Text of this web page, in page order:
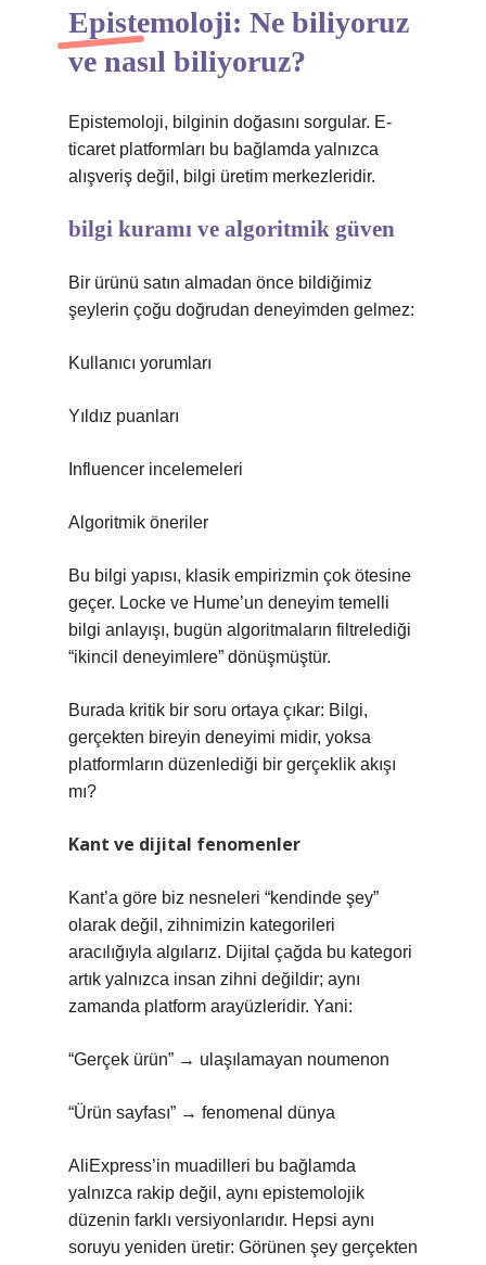
Epistemoloji: Ne biliyoruz
ve nasıl biliyoruz?
Epistemoloji, bilginin doğasını sorgular. E-
ticaret platformları bu bağlamda yalnızca
alışveriş değil, bilgi üretim merkezleridir.
bilgi kuramı ve algoritmik güven
Bir ürünü satın almadan önce bildiğimiz
şeylerin çoğu doğrudan deneyimden gelmez:
Kullanıcı yorumları
Yıldız puanları
Influencer incelemeleri
Algoritmik öneriler
Bu bilgi yapısı, klasik empirizmin çok ötesine
geçer. Locke ve Hume’un deneyim temelli
bilgi anlayışı, bugün algoritmaların filtrelediği
“ikincil deneyimlere” dönüşmüştür.
Burada kritik bir soru ortaya çıkar: Bilgi,
gerçekten bireyin deneyimi midir, yoksa
platformların düzenlediği bir gerçeklik akışı
mı?
Kant ve dijital fenomenler
Kant’a göre biz nesneleri “kendinde şey”
olarak değil, zihnimizin kategorileri
aracılığıyla algılarız. Dijital çağda bu kategori
artık yalnızca insan zihni değildir; aynı
zamanda platform arayüzleridir. Yani:
“Gerçek ürün” → ulaşılamayan noumenon
“Ürün sayfası” → fenomenal dünya
AliExpress’in muadilleri bu bağlamda
yalnızca rakip değil, aynı epistemolojik
düzenin farklı versiyonlarıdır. Hepsi aynı
soruyu yeniden üretir: Görünen şey gerçekten